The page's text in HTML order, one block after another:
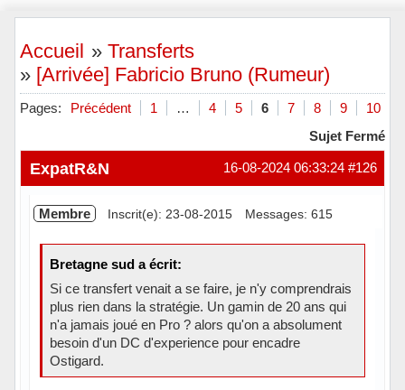
Accueil »Transferts
» [Arrivée] Fabricio Bruno (Rumeur)
Pages: Précédent 1 … 4 5 6 7 8 9 10
Sujet Fermé
#126
16-08-2024 06:33:24
ExpatR&N
Membre Inscrit(e): 23-08-2015 Messages: 615
Bretagne sud a écrit:
Si ce transfert venait a se faire, je n'y comprendrais
plus rien dans la stratégie. Un gamin de 20 ans qui
n'a jamais joué en Pro ? alors qu'on a absolument
besoin d'un DC d'experience pour encadre
Ostigard.